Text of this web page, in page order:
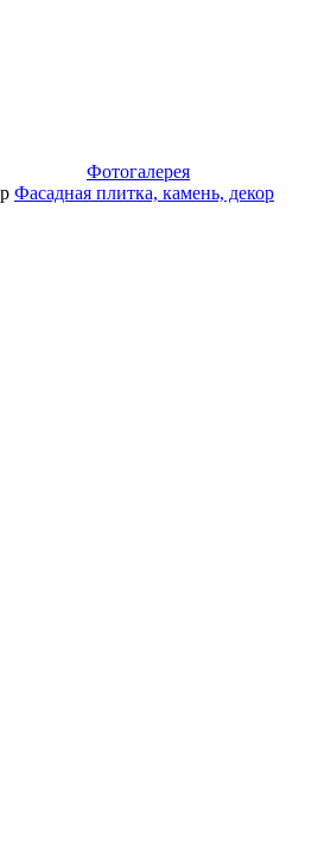
Фотогалерея
Фасадная плитка, камень, декор